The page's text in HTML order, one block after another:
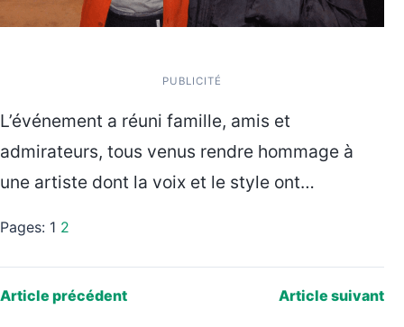
PUBLICITÉ
L’événement a réuni famille, amis et
admirateurs, tous venus rendre hommage à
une artiste dont la voix et le style ont…
Pages: 1 2
Article précédent Article suivant